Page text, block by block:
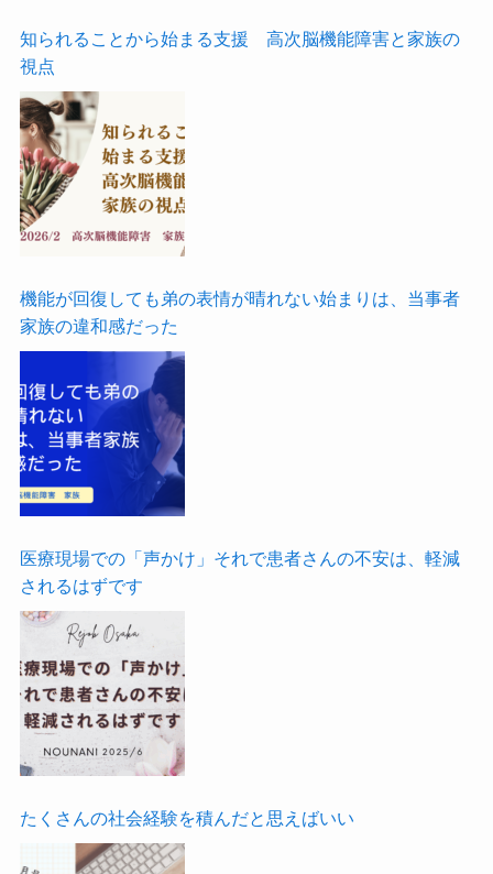
知られることから始まる支援 高次脳機能障害と家族の
視点
機能が回復しても弟の表情が晴れない始まりは、当事者
家族の違和感だった
医療現場での「声かけ」それで患者さんの不安は、軽減
されるはずです
たくさんの社会経験を積んだと思えばいい